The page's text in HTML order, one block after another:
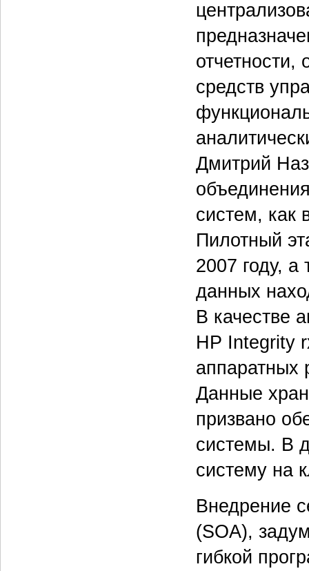
отчетности,
средств
Дмитрий
систем, как
Пилотный
2007 году,
данных
В качестве
HP Integrity
аппаратных
Данные
призвано
системы. В
систему на
Внедрение
(SOA),
гибкой